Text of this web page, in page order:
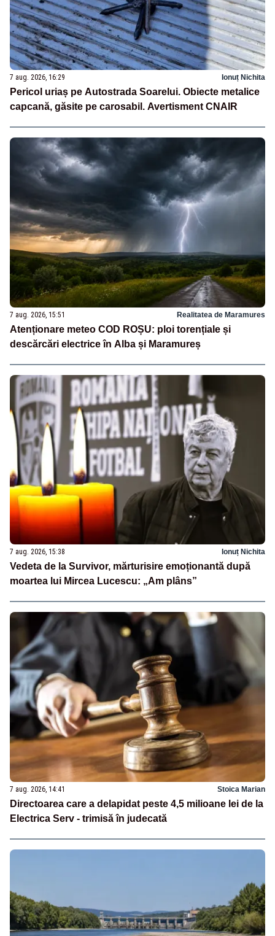
7 aug. 2026, 16:29 Ionuț Nichita
Pericol uriaș pe Autostrada Soarelui. Obiecte metalice
capcană, găsite pe carosabil. Avertisment CNAIR
7 aug. 2026, 15:51 Realitatea de Maramures
Atenționare meteo COD ROȘU: ploi torențiale și
descărcări electrice în Alba și Maramureș
7 aug. 2026, 15:38 Ionuț Nichita
Vedeta de la Survivor, mărturisire emoționantă după
moartea lui Mircea Lucescu: „Am plâns”
7 aug. 2026, 14:41 Stoica Marian
Directoarea care a delapidat peste 4,5 milioane lei de la
Electrica Serv - trimisă în judecată